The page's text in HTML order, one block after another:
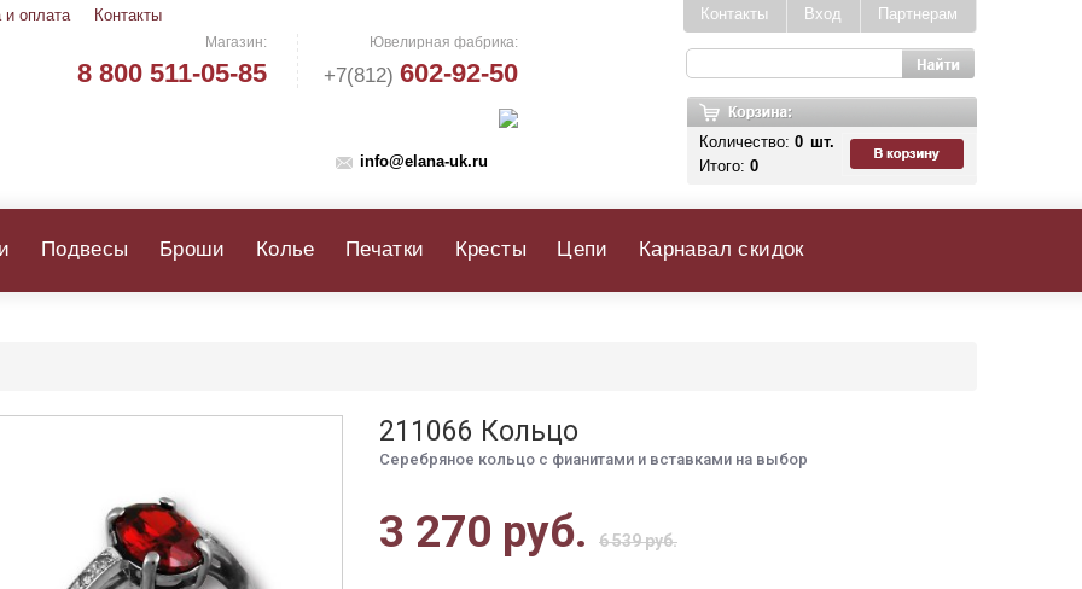
и оплата Контакты
Магазин:
8 800 511-05-85
Ювелирная фабрика:
+7(812) 602-92-50
info@elana-uk.ru
Партнерам
Вход
Контакты
Количество: 0 шт.
Итого: 0
Подвесы Броши Колье Печатки Кресты Цепи Карнавал скидок
211066 Кольцо
Серебряное кольцо с фианитами и вставками на выбор
3 270 руб. 6 539 руб.